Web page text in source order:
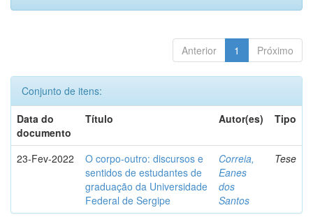
Anterior 1 Próximo
Conjunto de itens:
Data do
documento
Título Autor(es) Tipo
23-Fev-2022
O corpo-outro: discursos e
sentidos de estudantes de
graduação da Universidade
Federal de Sergipe
Correia,
Eanes
dos
Santos
Tese